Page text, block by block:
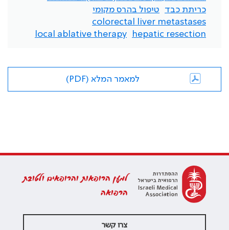
כריתת כבד
טיפול בהרס מקומי
colorectal liver metastases
hepatic resection
local ablative therapy
למאמר המלא (PDF)
למען הרופאות והרופאים ולטובת
הרפואה
צרו קשר